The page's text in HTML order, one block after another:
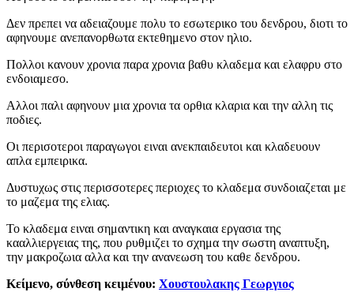
Δεν πρεπει να αδειαζουμε πολυ το εσωτερικο του δενδρου, διοτι το
αφηνουμε ανεπανορθωτα εκτεθημενο στον ηλιο.
Πολλοι κανουν χρονια παρα χρονια βαθυ κλαδεμα και ελαφρυ στο
ενδοιαμεσο.
Αλλοι παλι αφηνουν μια χρονια τα ορθια κλαρια και την αλλη τις
ποδιες.
Οι περισοτεροι παραγωγοι ειναι ανεκπαιδευτοι και κλαδευουν
απλα εμπειρικα.
Δυστυχως στις περισσοτερες περιοχες το κλαδεμα συνδοιαζεται με
το μαζεμα της ελιας.
Το κλαδεμα ειναι σημαντικη και αναγκαια εργασια της
κααλλιεργειας της, που ρυθμιζει το σχημα την σωστη αναπτυξη,
την μακροζωια αλλα και την ανανεωση του καθε δενδρου.
Κείμενο, σύνθεση κειμένου: Χουστουλακης Γεωργιος